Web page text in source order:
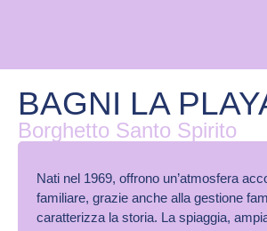
BAGNI LA
Borghetto Santo Spirito
Nati nel 1969, offrono un’atmosfera
familiare, grazie anche alla gestione
caratterizza la storia. La spiaggia,